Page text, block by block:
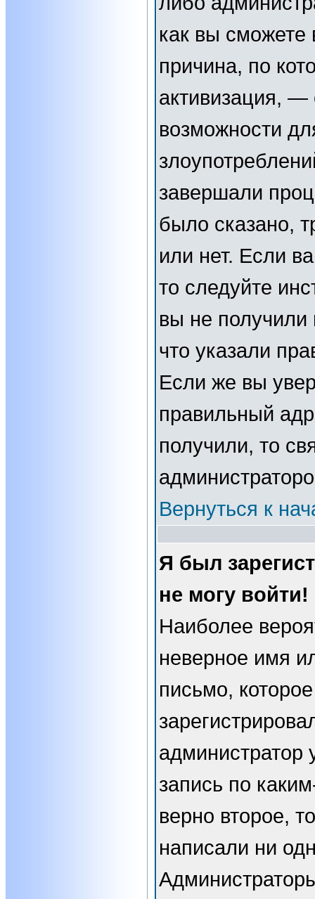
как вы сможете
причина, по
активизация,
возможности
завершали
было сказано,
или нет. Если
то следуйте
вы не получили
что указали
Если же вы
правильный
получили, то
Вернуться к
Я был
не могу войти!
Наиболее
неверное имя
письмо,
администратор
запись по
верно второе,
написали ни